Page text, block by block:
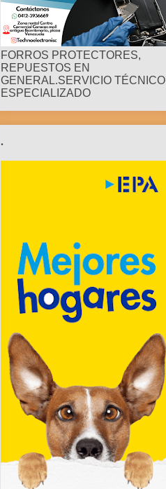
FORROS PROTECTORES,
REPUESTOS EN
GENERAL.SERVICIO TÉCNICO
ESPECIALIZADO
.